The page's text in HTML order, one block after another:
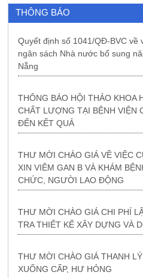
THÔNG BÁO
Quyết định số 1041/QĐ-BVC về
ngân sách Nhà nước bổ sung
Nẵng
THÔNG BÁO HỘI THẢO KHOA
CHẤT LƯỢNG TẠI BỆNH VIỆN
ĐẾN KẾT QUẢ
THƯ MỜI CHÀO GIÁ VỀ VIỆC
XIN VIÊM GAN B VÀ KHÁM
CHỨC, NGƯỜI LAO ĐỘNG
THƯ MỜI CHÀO GIÁ CHI PHÍ
TRA THIẾT KẾ XÂY DỰNG VÀ
THƯ MỜI CHÀO GIÁ THANH
XUỐNG CẤP, HƯ HỎNG